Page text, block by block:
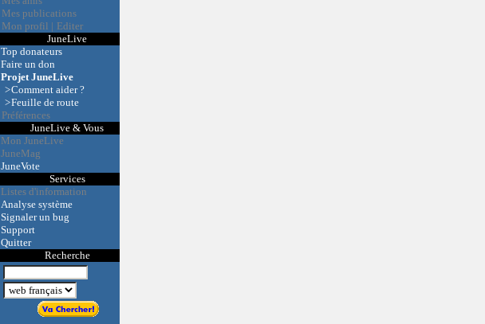
Mes publications
Mon profil | Editer
JuneLive
Top donateurs
Faire un don
Projet JuneLive
>Comment aider ?
>Feuille de route
Préférences
JuneLive & Vous
Mon JuneLive
JuneMag
JuneVote
Services
Listes d'information
Analyse système
Signaler un bug
Support
Quitter
Recherche